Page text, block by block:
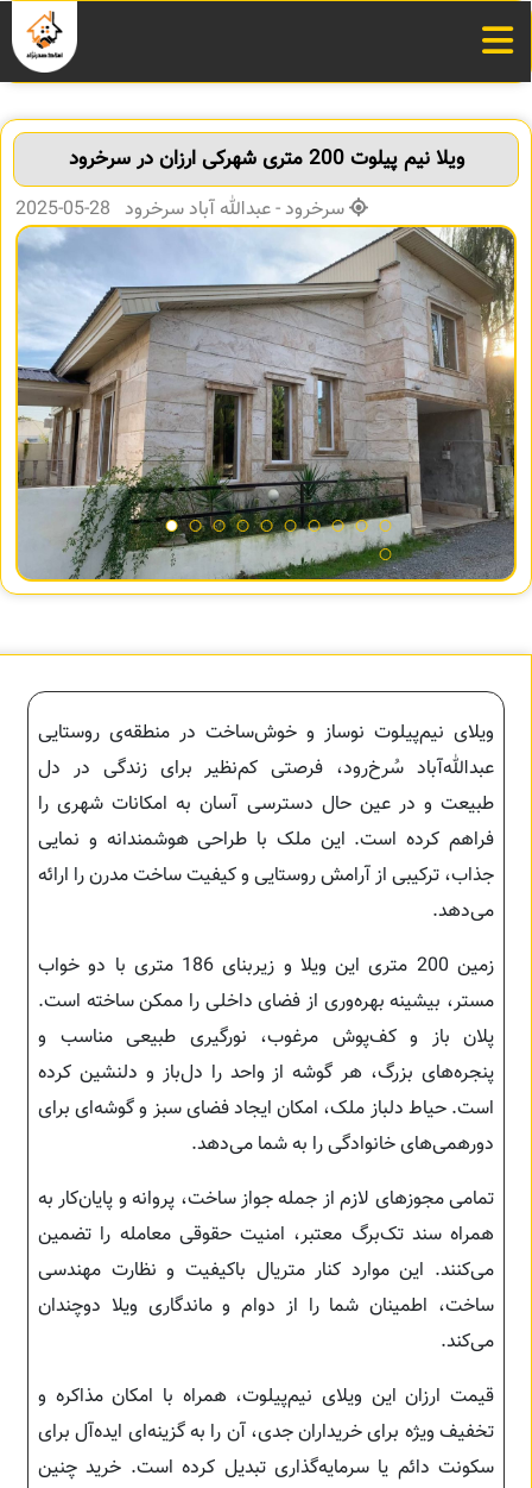
ویلا نیم پیلوت 200 متری شهرکی ارزان در سرخرود
سرخرود - عبدالله آباد سرخرود 28-05-2025
ویلای نیم‌پیلوت نوساز و خوش‌ساخت در منطقه‌ی روستایی
عبدالله‌آباد سُرخ‌رود، فرصتی کم‌نظیر برای زندگی در دل
طبیعت و در عین حال دسترسی آسان به امکانات شهری را
فراهم کرده است. این ملک با طراحی هوشمندانه و نمایی
جذاب، ترکیبی از آرامش روستایی و کیفیت ساخت مدرن را ارائه
می‌دهد.
زمین 200 متری این ویلا و زیربنای 186 متری با دو خواب
مستر، بیشینه بهره‌وری از فضای داخلی را ممکن ساخته است.
پلان باز و کف‌پوش مرغوب، نورگیری طبیعی مناسب و
پنجره‌های بزرگ، هر گوشه از واحد را دل‌باز و دلنشین کرده
است. حیاط دلباز ملک، امکان ایجاد فضای سبز و گوشه‌ای برای
دورهمی‌های خانوادگی را به شما می‌دهد.
تمامی مجوزهای لازم از جمله جواز ساخت، پروانه و پایان‌کار به
همراه سند تک‌برگ معتبر، امنیت حقوقی معامله را تضمین
می‌کنند. این موارد کنار متریال باکیفیت و نظارت مهندسی
ساخت، اطمینان شما را از دوام و ماندگاری ویلا دوچندان
می‌کند.
قیمت ارزان این ویلای نیم‌پیلوت، همراه با امکان مذاکره و
تخفیف ویژه برای خریداران جدی، آن را به گزینه‌ای ایده‌آل برای
سکونت دائم یا سرمایه‌گذاری تبدیل کرده است. خرید چنین